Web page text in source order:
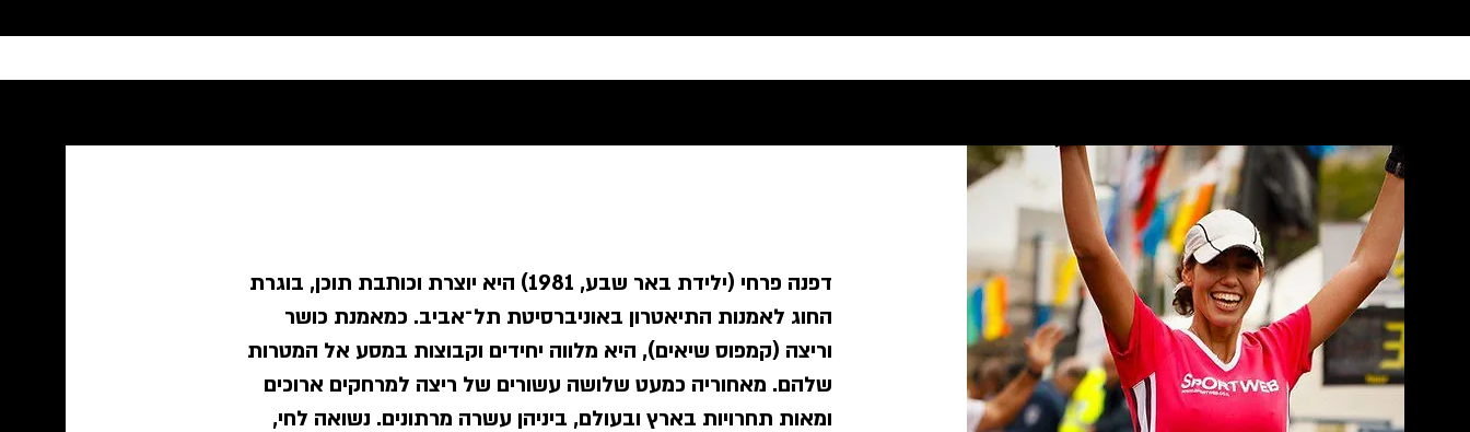
דפנה פרחי (ילידת באר שבע, 1981) היא יוצרת וכותבת תוכן, בוגרת
החוג לאמנות התיאטרון באוניברסיטת תל־אביב. כמאמנת כושר
וריצה (קמפוס שיאים), היא מלווה יחידים וקבוצות במסע אל המטרות
שלהם. מאחוריה כמעט שלושה עשורים של ריצה למרחקים ארוכים
ומאות תחרויות בארץ ובעולם, ביניהן עשרה מרתונים. נשואה לחי,